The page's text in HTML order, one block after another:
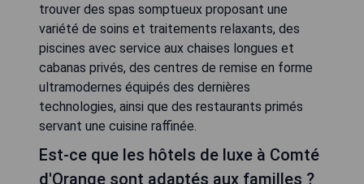
trouver des spas somptueux proposant une
variété de soins et traitements relaxants, des
piscines avec service aux chaises longues et
cabanas privés, des centres de remise en forme
ultramodernes équipés des dernières
technologies, ainsi que des restaurants primés
servant une cuisine raffinée.
Est-ce que les hôtels de luxe à Comté
d'Orange sont adaptés aux familles ?